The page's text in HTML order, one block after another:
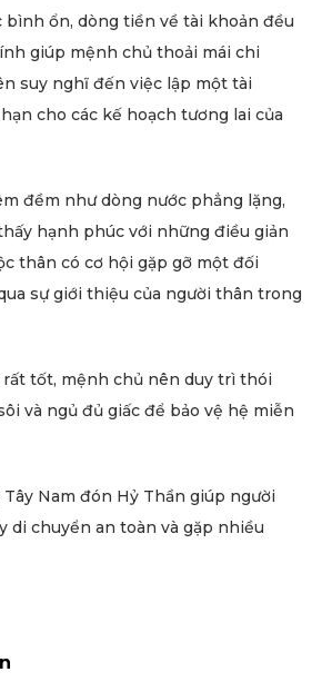
bình ổn, dòng tiền về tài khoản đều
giúp mệnh chủ thoải mái chi
suy nghĩ đến việc lập một tài
cho các kế hoạch tương lai của
đềm như dòng nước phẳng lặng,
hạnh phúc với những điều giản
thân có cơ hội gặp gỡ một đối
sự giới thiệu của người thân trong
tốt, mệnh chủ nên duy trì thói
và ngủ đủ giấc để bảo vệ hệ miễn
Nam đón Hỷ Thần giúp người
di chuyển an toàn và gặp nhiều